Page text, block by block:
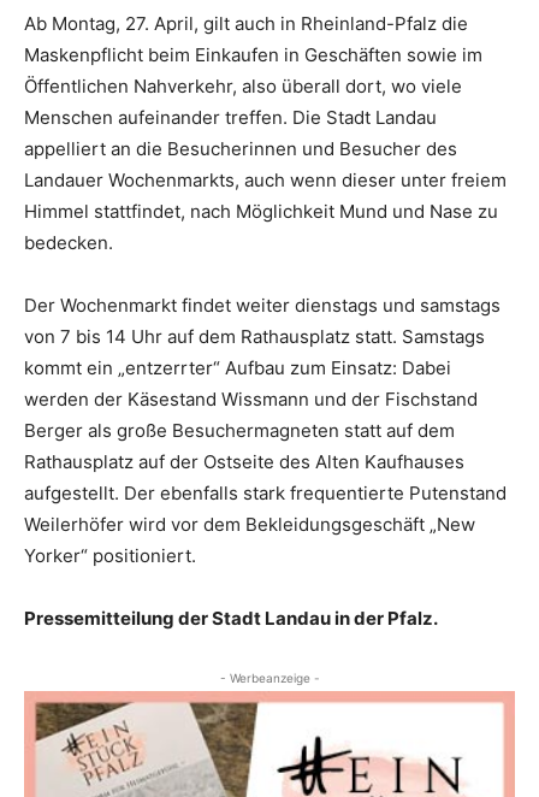
Ab Montag, 27. April, gilt auch in Rheinland-Pfalz die
Maskenpflicht beim Einkaufen in Geschäften sowie im
Öffentlichen Nahverkehr, also überall dort, wo viele
Menschen aufeinander treffen. Die Stadt Landau
appelliert an die Besucherinnen und Besucher des
Landauer Wochenmarkts, auch wenn dieser unter freiem
Himmel stattfindet, nach Möglichkeit Mund und Nase zu
bedecken.
Der Wochenmarkt findet weiter dienstags und samstags
von 7 bis 14 Uhr auf dem Rathausplatz statt. Samstags
kommt ein „entzerrter“ Aufbau zum Einsatz: Dabei
werden der Käsestand Wissmann und der Fischstand
Berger als große Besuchermagneten statt auf dem
Rathausplatz auf der Ostseite des Alten Kaufhauses
aufgestellt. Der ebenfalls stark frequentierte Putenstand
Weilerhöfer wird vor dem Bekleidungsgeschäft „New
Yorker“ positioniert.
Pressemitteilung der Stadt Landau in der Pfalz.
- Werbeanzeige -